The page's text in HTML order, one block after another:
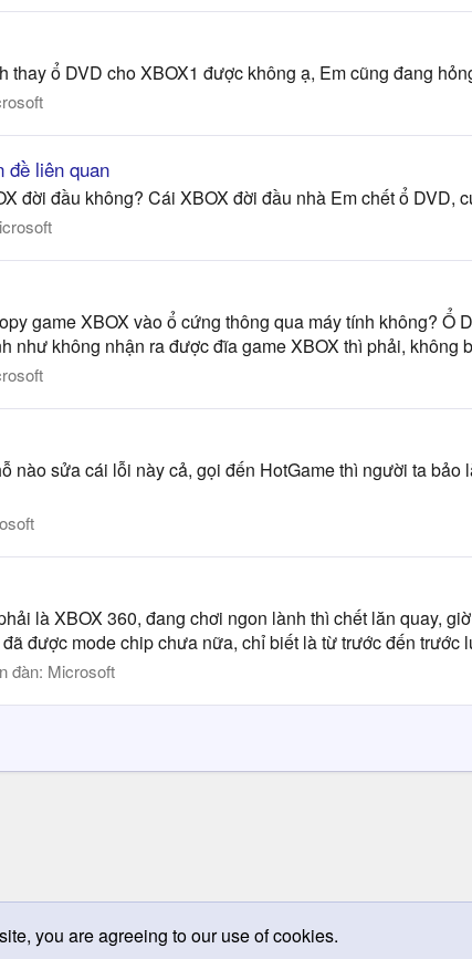
ổ DVD cho XBOX1 được không ạ, Em cũng đang
đề liên quan
đời đầu không? Cái XBOX đời đầu nhà Em chết ổ DVD,
game XBOX vào ổ cứng thông qua máy tính không? Ổ
như không nhận ra được đĩa game XBOX thì phải, không
nào sửa cái lỗi này cả, gọi đến HotGame thì người ta
là XBOX 360, đang chơi ngon lành thì chết lăn quay,
được mode chip chưa nữa, chỉ biết là từ trước đến trước
đàn: Microsoft
you are agreeing to our use of cookies.